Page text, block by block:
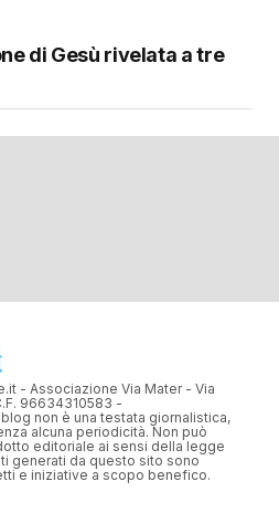
di Gesù rivelata a tre
- Associazione Via Mater - Via
96634310583 -
non è una testata giornalistica,
alcuna periodicità. Non può
editoriale ai sensi della legge
generati da questo sito sono
e iniziative a scopo benefico.